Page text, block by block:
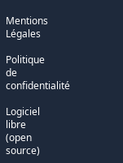
Mentions
Légales
Politique
de
confidentialité
Logiciel
libre
(open
source)